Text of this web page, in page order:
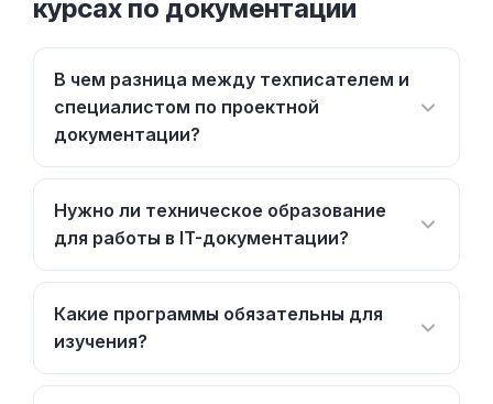
курсах по документации
В чем разница между техписателем и
специалистом по проектной
документации?
Нужно ли техническое образование
для работы в IT-документации?
Какие программы обязательны для
изучения?